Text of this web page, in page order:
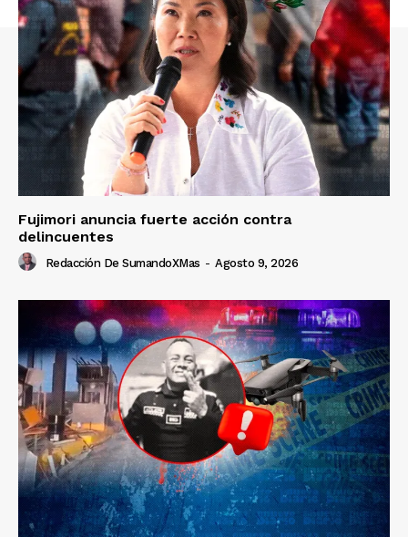
Fujimori anuncia fuerte acción contra
delincuentes
Redacción De SumandoXMas - Agosto 9, 2026